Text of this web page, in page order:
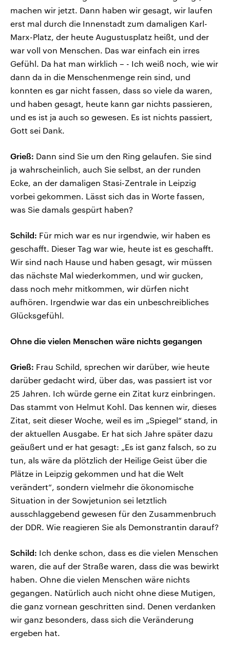
machen wir jetzt. Dann haben wir gesagt, wir laufen
erst mal durch die Innenstadt zum damaligen Karl-
Marx-Platz, der heute Augustusplatz heißt, und der
war voll von Menschen. Das war einfach ein irres
Gefühl. Da hat man wirklich – - Ich weiß noch, wie wir
dann da in die Menschenmenge rein sind, und
konnten es gar nicht fassen, dass so viele da waren,
und haben gesagt, heute kann gar nichts passieren,
und es ist ja auch so gewesen. Es ist nichts passiert,
Gott sei Dank.
Grieß: Dann sind Sie um den Ring gelaufen. Sie sind
ja wahrscheinlich, auch Sie selbst, an der runden
Ecke, an der damaligen Stasi-Zentrale in Leipzig
vorbei gekommen. Lässt sich das in Worte fassen,
was Sie damals gespürt haben?
Schild: Für mich war es nur irgendwie, wir haben es
geschafft. Dieser Tag war wie, heute ist es geschafft.
Wir sind nach Hause und haben gesagt, wir müssen
das nächste Mal wiederkommen, und wir gucken,
dass noch mehr mitkommen, wir dürfen nicht
aufhören. Irgendwie war das ein unbeschreibliches
Glücksgefühl.
Ohne die vielen Menschen wäre nichts gegangen
Grieß: Frau Schild, sprechen wir darüber, wie heute
darüber gedacht wird, über das, was passiert ist vor
25 Jahren. Ich würde gerne ein Zitat kurz einbringen.
Das stammt von Helmut Kohl. Das kennen wir, dieses
Zitat, seit dieser Woche, weil es im „Spiegel“ stand, in
der aktuellen Ausgabe. Er hat sich Jahre später dazu
geäußert und er hat gesagt: „Es ist ganz falsch, so zu
tun, als wäre da plötzlich der Heilige Geist über die
Plätze in Leipzig gekommen und hat die Welt
verändert“, sondern vielmehr die ökonomische
Situation in der Sowjetunion sei letztlich
ausschlaggebend gewesen für den Zusammenbruch
der DDR. Wie reagieren Sie als Demonstrantin darauf?
Schild: Ich denke schon, dass es die vielen Menschen
waren, die auf der Straße waren, dass die was bewirkt
haben. Ohne die vielen Menschen wäre nichts
gegangen. Natürlich auch nicht ohne diese Mutigen,
die ganz vornean geschritten sind. Denen verdanken
wir ganz besonders, dass sich die Veränderung
ergeben hat.